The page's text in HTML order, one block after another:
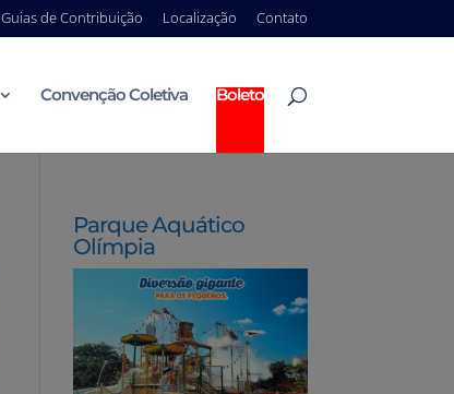
Guias de Contribuição Localização Contato
Convenção Coletiva Boleto
Parque Aquático
Olímpia